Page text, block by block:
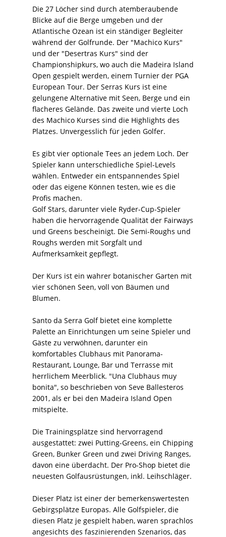
Die 27 Löcher sind durch atemberaubende
Blicke auf die Berge umgeben und der
Atlantische Ozean ist ein ständiger Begleiter
während der Golfrunde. Der "Machico Kurs"
und der "Desertras Kurs" sind der
Championshipkurs, wo auch die Madeira Island
Open gespielt werden, einem Turnier der PGA
European Tour. Der Serras Kurs ist eine
gelungene Alternative mit Seen, Berge und ein
flacheres Gelände. Das zweite und vierte Loch
des Machico Kurses sind die Highlights des
Platzes. Unvergesslich für jeden Golfer.
Es gibt vier optionale Tees an jedem Loch. Der
Spieler kann unterschiedliche Spiel-Levels
wählen. Entweder ein entspannendes Spiel
oder das eigene Können testen, wie es die
Profis machen.
Golf Stars, darunter viele Ryder-Cup-Spieler
haben die hervorragende Qualität der Fairways
und Greens bescheinigt. Die Semi-Roughs und
Roughs werden mit Sorgfalt und
Aufmerksamkeit gepflegt.
Der Kurs ist ein wahrer botanischer Garten mit
vier schönen Seen, voll von Bäumen und
Blumen.
Santo da Serra Golf bietet eine komplette
Palette an Einrichtungen um seine Spieler und
Gäste zu verwöhnen, darunter ein
komfortables Clubhaus mit Panorama-
Restaurant, Lounge, Bar und Terrasse mit
herrlichem Meerblick. "Una Clubhaus muy
bonita", so beschrieben von Seve Ballesteros
2001, als er bei den Madeira Island Open
mitspielte.
Die Trainingsplätze sind hervorragend
ausgestattet: zwei Putting-Greens, ein Chipping
Green, Bunker Green und zwei Driving Ranges,
davon eine überdacht. Der Pro-Shop bietet die
neuesten Golfausrüstungen, inkl. Leihschläger.
Dieser Platz ist einer der bemerkenswertesten
Gebirgsplätze Europas. Alle Golfspieler, die
diesen Platz je gespielt haben, waren sprachlos
angesichts des faszinierenden Szenarios, das